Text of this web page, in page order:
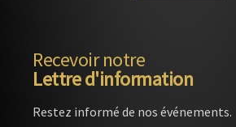
Recevoir notre
Lettre d'information
Restez informé de nos événements.